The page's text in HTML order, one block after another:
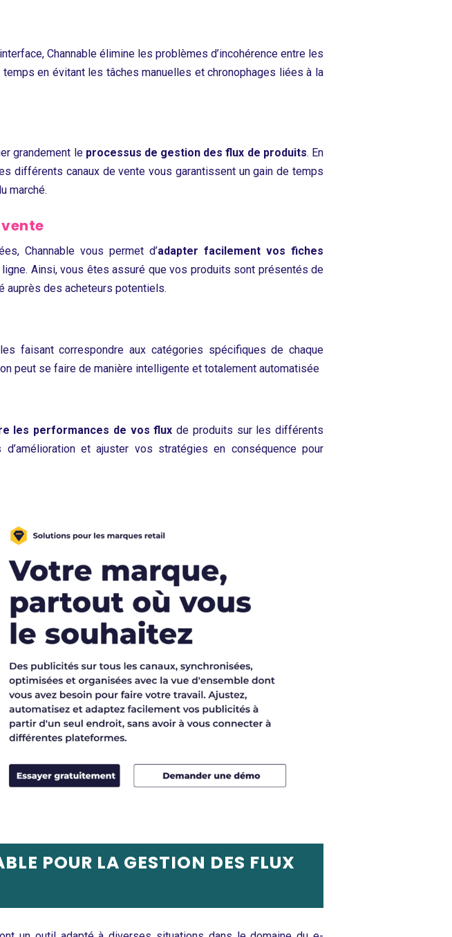
Channable élimine les problèmes d’incohérence entre les
en évitant les tâches manuelles et chronophages liées à la
grandement le processus de gestion des flux de produits. En
différents canaux de vente vous garantissent un gain de temps
marché.
Channable vous permet d’adapter facilement vos fiches
Ainsi, vous êtes assuré que vos produits sont présentés de
auprès des acheteurs potentiels.
faisant correspondre aux catégories spécifiques de chaque
peut se faire de manière intelligente et totalement automatisée
les performances de vos flux de produits sur les différents
et ajuster vos stratégies en conséquence pour
POUR LA GESTION DES FLUX